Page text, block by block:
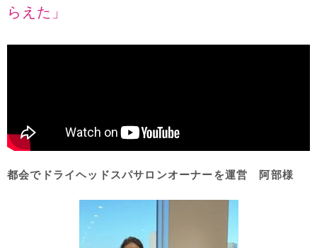
らえた」
都会でドライヘッドスパサロンオーナーを運営 阿部様